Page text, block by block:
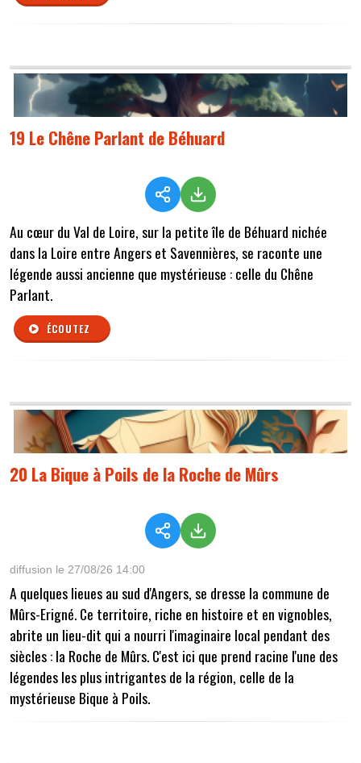
19 Le Chêne Parlant de Béhuard
Au cœur du Val de Loire, sur la petite île de Béhuard nichée
dans la Loire entre Angers et Savennières, se raconte une
légende aussi ancienne que mystérieuse : celle du Chêne
Parlant.
ÉCOUTEZ
20 La Bique à Poils de la Roche de Mûrs
diffusion le 27/08/26 14:00
A quelques lieues au sud d'Angers, se dresse la commune de
Mûrs-Erigné. Ce territoire, riche en histoire et en vignobles,
abrite un lieu-dit qui a nourri l'imaginaire local pendant des
siècles : la Roche de Mûrs. C'est ici que prend racine l'une des
légendes les plus intrigantes de la région, celle de la
mystérieuse Bique à Poils.